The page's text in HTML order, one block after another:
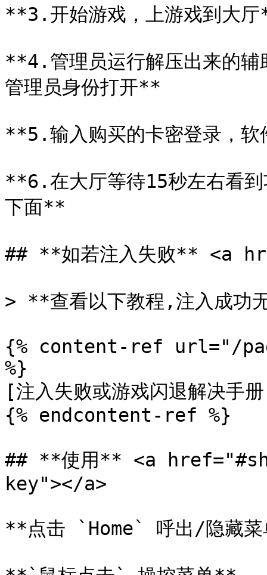
**3.开始游戏，上游戏到大
**4.管理员运行解压出来的辅
管理员身份打开**
**5.输入购买的卡密登录，
**6.在大厅等待15秒左右看到
下面**
## **如若注入失败** <a
> **查看以下教程,注入成功
{% content-ref url="/
%}
[注入失败或游戏闪退解决
{% endcontent-ref %}
## **使用** <a
key"></a>
**点击 `Home` 呼出/隐藏